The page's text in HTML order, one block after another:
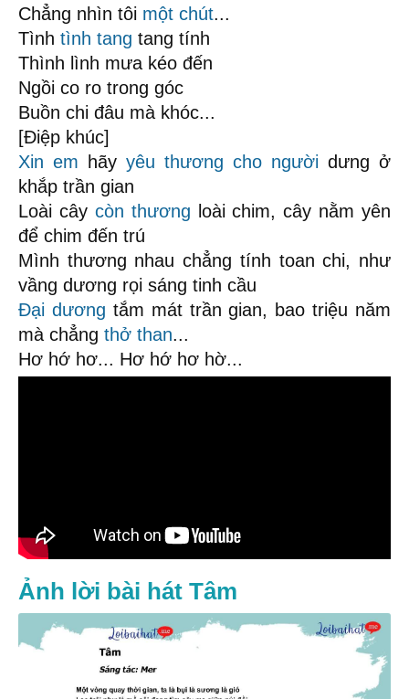
Chẳng nhìn tôi một chút...
Tình tình tang tang tính
Thình lình mưa kéo đến
Ngồi co ro trong góc
Buồn chi đâu mà khóc...
[Điệp khúc]
Xin em hãy yêu thương cho người dưng ở
khắp trần gian
Loài cây còn thương loài chim, cây nằm yên
để chim đến trú
Mình thương nhau chẳng tính toan chi, như
vầng dương rọi sáng tinh cầu
Đại dương tắm mát trần gian, bao triệu năm
mà chẳng thở than...
Hơ hớ hơ... Hơ hớ hơ hờ...
Ảnh lời bài hát Tâm